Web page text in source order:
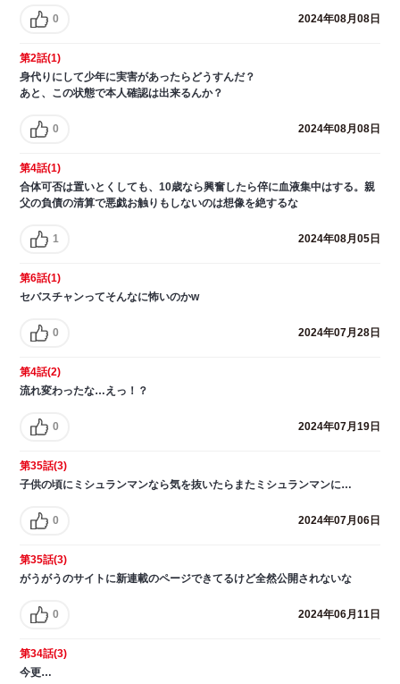
0 2024年08月08日
第2話(1)
身代りにして少年に実害があったらどうすんだ？
あと、この状態で本人確認は出来るんか？
0 2024年08月08日
第4話(1)
合体可否は置いとくしても、10歳なら興奮したら倅に血液集中はする。親
父の負債の清算で悪戯お触りもしないのは想像を絶するな
1 2024年08月05日
第6話(1)
セバスチャンってそんなに怖いのかw
0 2024年07月28日
第4話(2)
流れ変わったな…えっ！？
0 2024年07月19日
第35話(3)
子供の頃にミシュランマンなら気を抜いたらまたミシュランマンに…
0 2024年07月06日
第35話(3)
がうがうのサイトに新連載のページできてるけど全然公開されないな
0 2024年06月11日
第34話(3)
今更…